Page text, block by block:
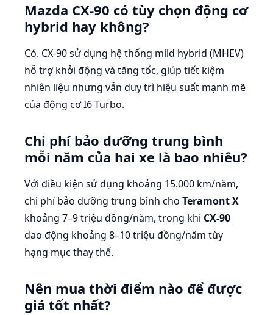
Mazda CX-90 có tùy chọn động cơ
hybrid hay không?
Có. CX-90 sử dụng hệ thống mild hybrid (MHEV)
hỗ trợ khởi động và tăng tốc, giúp tiết kiệm
nhiên liệu nhưng vẫn duy trì hiệu suất mạnh mẽ
của động cơ I6 Turbo.
Chi phí bảo dưỡng trung bình
mỗi năm của hai xe là bao nhiêu?
Với điều kiện sử dụng khoảng 15.000 km/năm,
chi phí bảo dưỡng trung bình cho Teramont X
khoảng 7–9 triệu đồng/năm, trong khi CX-90
dao động khoảng 8–10 triệu đồng/năm tùy
hạng mục thay thế.
Nên mua thời điểm nào để được
giá tốt nhất?